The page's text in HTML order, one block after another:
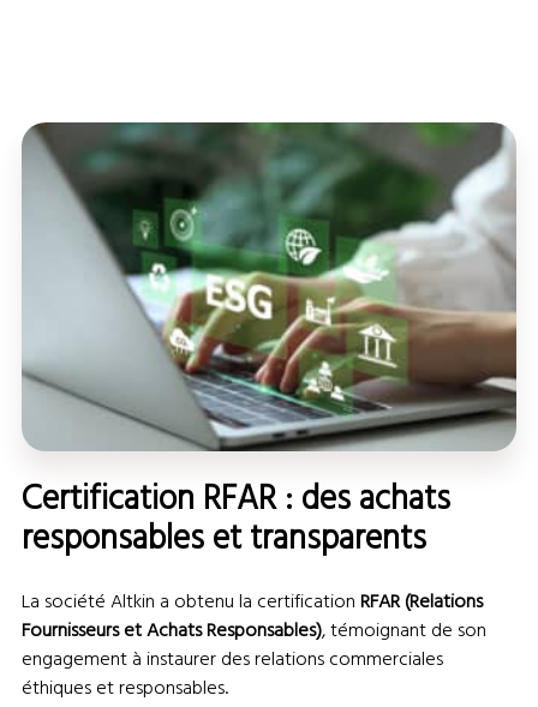
Certification RFAR : des achats
responsables et transparents
La société Altkin a obtenu la certificationRFAR (Relations
Fournisseurs et Achats Responsables), témoignant de son
engagement à instaurer des relations commerciales
éthiques et responsables.